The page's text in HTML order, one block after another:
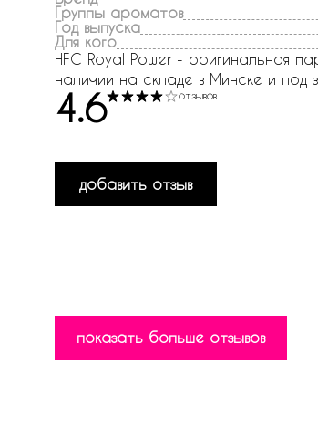
Группы ароматов
Год выпуска
Для кого
HFC Royal Power - оригинальная
наличии на складе в Минске и под
4.6 отзывов
добавить отзыв
показать больше отзывов